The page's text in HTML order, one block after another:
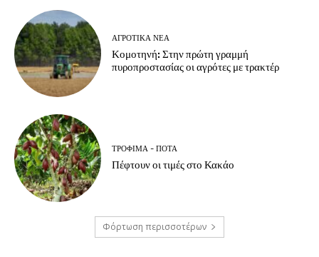
ΑΓΡΟΤΙΚΆ ΝΈΑ
Κομοτηνή: Στην πρώτη γραμμή
πυροπροστασίας οι αγρότες με τρακτέρ
ΤΡΌΦΙΜΑ - ΠΟΤΆ
Πέφτουν οι τιμές στο Κακάο
Φόρτωση περισσοτέρων